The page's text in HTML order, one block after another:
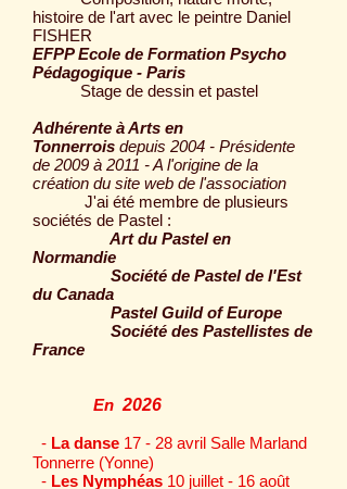
histoire de l'art avec le peintre Daniel
FISHER
EFPP Ecole de Formation Psycho
Pédagogique - Paris
Stage de dessin et pastel
Adhérente à Arts en
Tonnerrois depuis 2004 - Présidente
de 2009 à 2011 - A l'origine de la
création du site web de l'association
J'ai été membre de plusieurs
sociétés de Pastel :
Art du Pastel en
Normandie
Société de Pastel de l'Est
du Canada
Pastel Guild of Europe
Société des Pastellistes de
France
En 2026
- La danse 17 - 28 avril Salle Marland
Tonnerre (Yonne)
- Les Nymphéas 10 juillet - 16 août